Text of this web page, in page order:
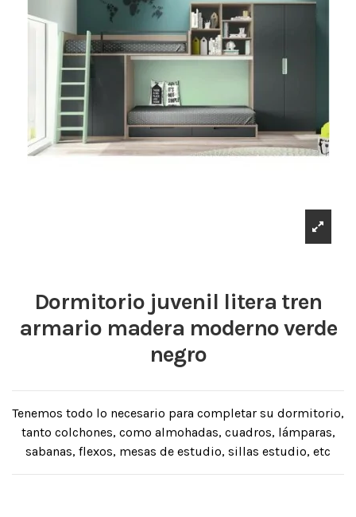
Dormitorio juvenil litera tren
armario madera moderno verde
negro
Tenemos todo lo necesario para completar su dormitorio,
tanto colchones, como almohadas, cuadros, lámparas,
sabanas, flexos, mesas de estudio, sillas estudio, etc